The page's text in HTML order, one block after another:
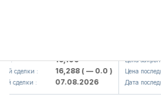
16,100
: 16,288( — 0.0 )
: 07.08.2026
Цена закрытия :
Цена последний
Дата последней